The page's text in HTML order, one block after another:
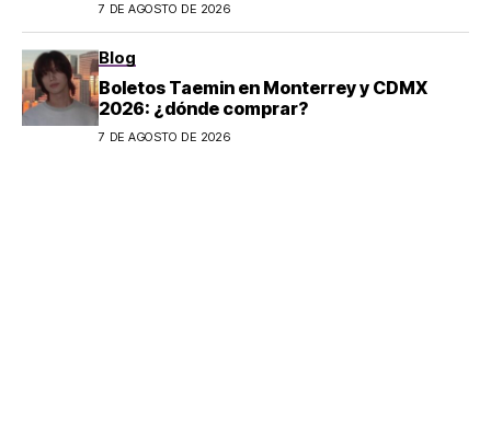
7 DE AGOSTO DE 2026
Blog
Boletos Taemin en Monterrey y CDMX
2026: ¿dónde comprar?
7 DE AGOSTO DE 2026